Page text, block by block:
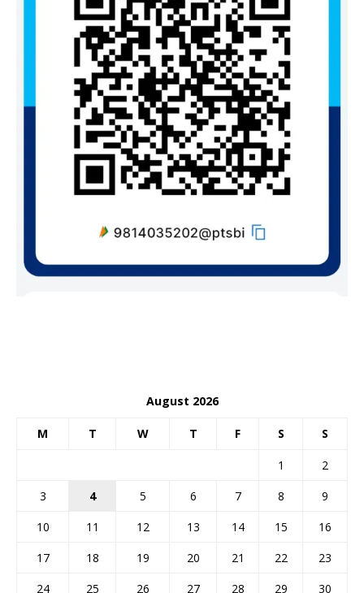
August 2026
M T W T F S S
1
2
3
4 5 6 7 8
9
10
11 12 13 14 15
16
17
18 19 20 21 22
23
24
25 26 27 28 29
30